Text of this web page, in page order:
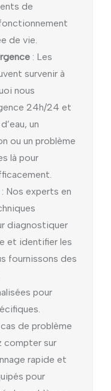
de
de vie.
: Les
survenir à
nous
24h/24 et
un
ou un problème
là pour
: Nos experts en
diagnostiquer
et identifier les
fournissons des
pour
cas de problème
compter sur
rapide et
pour